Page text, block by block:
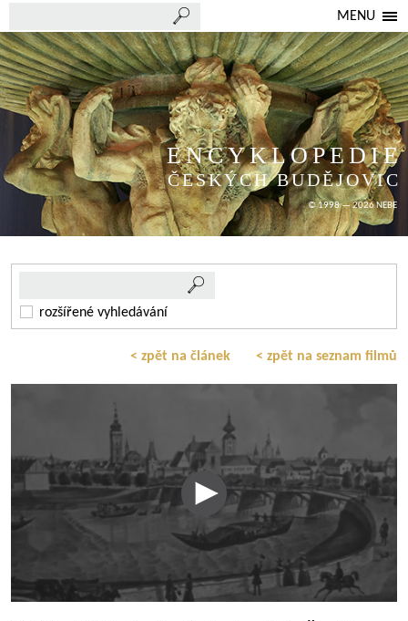
MENU
ENCYKLOPEDIE
ČESKÝCH BUDĚJOVIC
© 1998 — 2026 NEBE
rozšířené vyhledávání
< zpět na článek < zpět na seznam filmů